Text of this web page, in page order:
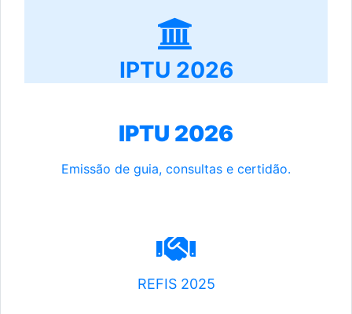
IPTU 2026
IPTU 2026
Emissão de guia, consultas e certidão.
REFIS 2025